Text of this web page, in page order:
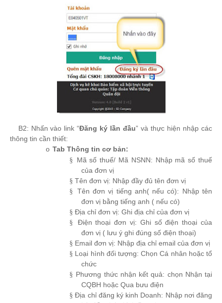
B2: Nhấn vào link “Đăng ký lần đầu” và thực hiện nhập các
thông tin cần thiết:
o Tab Thông tin cơ bản:
§
Mã số thuế/ Mã NSNN: Nhập mã số thuế
của đơn vị
§ Tên đơn vị: Nhập đầy đủ tên đơn vị
§
Tên đơn vị tiếng anh( nếu có): Nhập tên
đơn vị bằng tiếng anh ( nếu có)
§ Địa chỉ đơn vị: Ghi địa chỉ của đơn vị
§
Điện thoại đơn vị: Ghi số điện thoại của
đơn vị ( lưu ý ghi đúng số điện thoại)
§ Email đơn vị: Nhập địa chỉ email của đơn vị
§ Loại hình đối tượng: Chọn Cá nhân hoặc tổ
chức
§ Phương thức nhận kết quả: chọn Nhận tại
CQBH hoặc Qua bưu điện
§ Địa chỉ đăng ký kinh Doanh: Nhập nơi đăng